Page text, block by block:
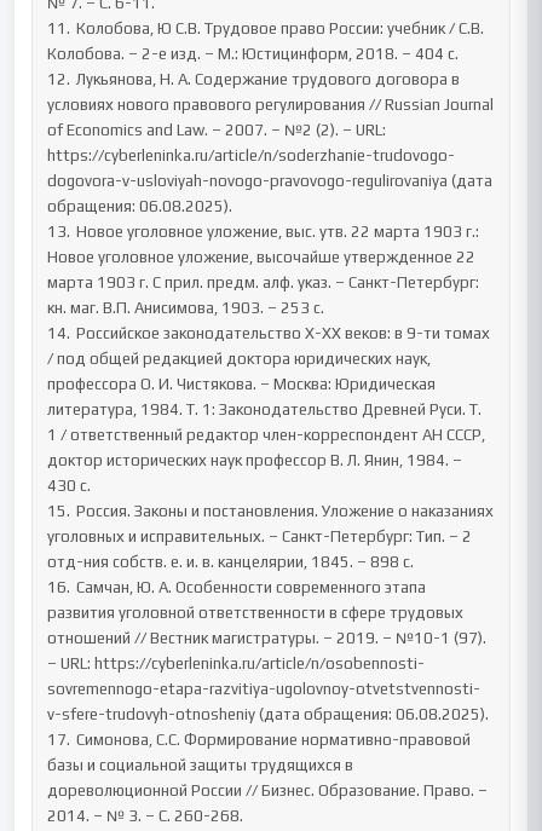
11.	Колобова, Ю С.В. Трудовое право России: учебник / С.В.
Колобова. – 2-е изд. – М.: Юстицинформ, 2018. – 404 с.
12.	Лукьянова, Н. А. Содержание трудового договора в
условиях нового правового регулирования // Russian Journal
of Economics and Law. – 2007. – №2 (2). – URL:
https://cyberleninka.ru/article/n/soderzhanie-trudovogo-
dogovora-v-usloviyah-novogo-pravovogo-regulirovaniya (дата
обращения: 06.08.2025).
13.	Новое уголовное уложение, выс. утв. 22 марта 1903 г.:
Новое уголовное уложение, высочайше утвержденное 22
марта 1903 г. С прил. предм. алф. указ. – Санкт-Петербург:
кн. маг. В.П. Анисимова, 1903. – 253 с.
14.	Российское законодательство X-XX веков: в 9-ти томах
/ под общей редакцией доктора юридических наук,
профессора О. И. Чистякова. – Москва: Юридическая
литература, 1984. Т. 1: Законодательство Древней Руси. Т.
1 / ответственный редактор член-корреспондент АН СССР,
доктор исторических наук профессор В. Л. Янин, 1984. –
430 с.
15.	Россия. Законы и постановления. Уложение о наказаниях
уголовных и исправительных. – Санкт-Петербург: Тип. – 2
отд-ния собств. е. и. в. канцелярии, 1845. – 898 с.
16.	Самчан, Ю. А. Особенности современного этапа
развития уголовной ответственности в сфере трудовых
отношений // Вестник магистратуры. – 2019. – №10-1 (97).
– URL: https://cyberleninka.ru/article/n/osobennosti-
sovremennogo-etapa-razvitiya-ugolovnoy-otvetstvennosti-
v-sfere-trudovyh-otnosheniy (дата обращения: 06.08.2025).
17.	Симонова, С.С. Формирование нормативно-правовой
базы и социальной защиты трудящихся в
дореволюционной России // Бизнес. Образование. Право. –
2014. – № 3. – С. 260-268.